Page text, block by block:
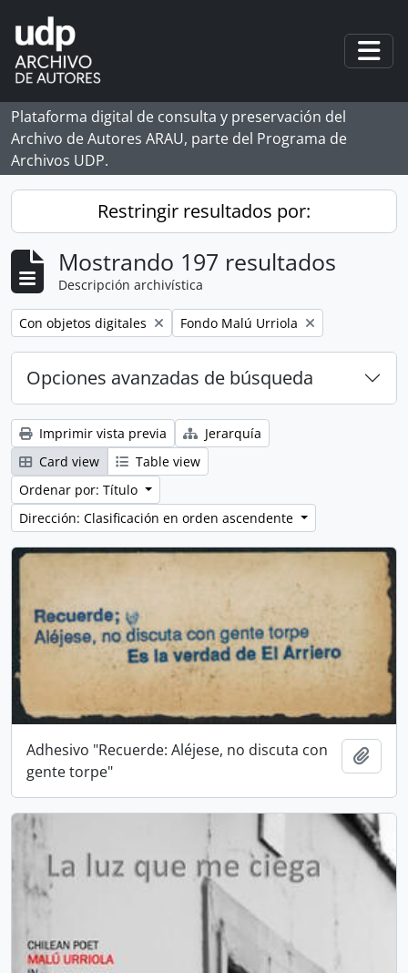
Skip to main content
Plataforma digital de consulta y preservación del
Archivo de Autores ARAU, parte del Programa de
Archivos UDP.
Restringir resultados por:
Mostrando 197 resultados
Descripción archivística
Remove filter:
Con objetos digitales Remove filter:
Fondo Malú Urriola
Opciones avanzadas de búsqueda
Imprimir vista previa
Jerarquía
Card view
Table view
Ordenar por: Título
Dirección: Clasificación en orden ascendente
Adhesivo "Recuerde: Aléjese, no discuta con
gente torpe"